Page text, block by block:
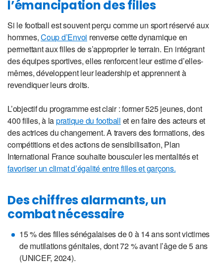
l’émancipation des filles
Si le football est souvent perçu comme un sport réservé aux
hommes,Coup d’Envoi renverse cette dynamique en
permettant aux filles de s’approprier le terrain. En intégrant
des équipes sportives, elles renforcent leur estime d’elles-
mêmes, développent leur leadership et apprennent à
revendiquer leurs droits.
L’objectif du programme est clair : former 525 jeunes, dont
400 filles, à lapratique du football et en faire des acteurs et
des actrices du changement. A travers des formations, des
compétitions et des actions de sensibilisation, Plan
International France souhaite bousculer les mentalités et
favoriser un climat d’égalité entre filles et garçons.
Des chiffres alarmants, un
combat nécessaire
15 % des filles sénégalaises de 0 à 14 ans sont victimes
de mutilations génitales, dont 72 % avant l’âge de 5 ans
(UNICEF, 2024).